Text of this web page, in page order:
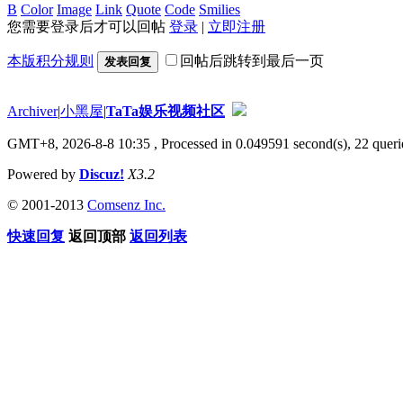
B Color Image Link Quote Code Smilies
您需要登录后才可以回帖 登录 | 立即注册
本版积分规则 发表回复 回帖后跳转到最后一页
Archiver|小黑屋|TaTa娱乐视频社区
GMT+8, 2026-8-8 10:35 , Processed in 0.049591 second(s), 22
Powered by Discuz! X3.2
© 2001-2013 Comsenz Inc.
快速回复 返回顶部 返回列表